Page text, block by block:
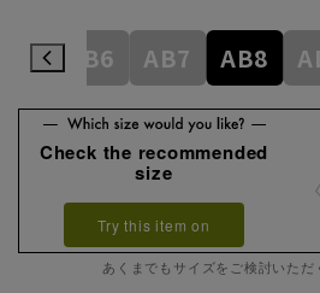
AB6 AB7 AB8
Check the recommended
size
Try this item on
あくまでもサイズをご検討いただ